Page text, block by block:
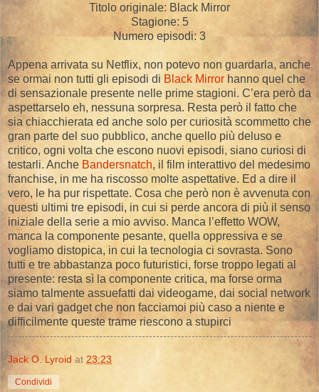
Titolo originale: Black Mirror
Stagione: 5
Numero episodi: 3
Appena arrivata su Netflix, non potevo non guardarla, anche
se ormai non tutti gli episodi di Black Mirror hanno quel che
di sensazionale presente nelle prime stagioni. C’era però da
aspettarselo eh, nessuna sorpresa. Resta però il fatto che
sia chiacchierata ed anche solo per curiosità scommetto che
gran parte del suo pubblico, anche quello più deluso e
critico, ogni volta che escono nuovi episodi, siano curiosi di
testarli. Anche Bandersnatch, il film interattivo del medesimo
franchise, in me ha riscosso molte aspettative. Ed a dire il
vero, le ha pur rispettate. Cosa che però non è avvenuta con
questi ultimi tre episodi, in cui si perde ancora di più il senso
iniziale della serie a mio avviso. Manca l’effetto WOW,
manca la componente pesante, quella oppressiva e se
vogliamo distopica, in cui la tecnologia ci sovrasta. Sono
tutti e tre abbastanza poco futuristici, forse troppo legati al
presente: resta sì la componente critica, ma forse orma
siamo talmente assuefatti dai videogame, dai social network
e dai vari gadget che non facciamoi più caso a niente e
difficilmente queste trame riescono a stupirci
Jack O. Lyroid at 23:23
Condividi